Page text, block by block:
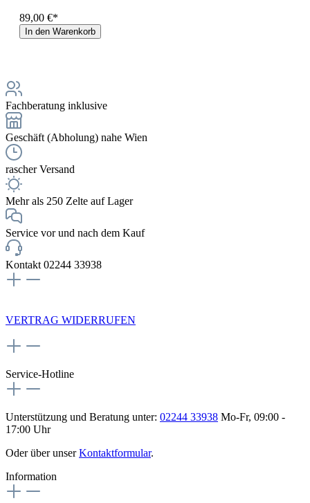
89,00 €*
In den Warenkorb
Fachberatung inklusive
Geschäft (Abholung) nahe Wien
rascher Versand
Mehr als 250 Zelte auf Lager
Service vor und nach dem Kauf
Kontakt 02244 33938
VERTRAG WIDERRUFEN
Service-Hotline
Unterstützung und Beratung unter: 02244 33938 Mo-Fr, 09:00 -
17:00 Uhr
Oder über unserKontaktformular.
Information